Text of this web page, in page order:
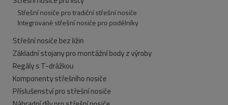
Střešní nosiče pro tradiční střešní nosiče
Integrované střešní nosiče pro podélníky
Střešní nosiče bez ližin
Základní stojany pro montážní body z výroby
Regály s T-drážkou
Komponenty střešního nosiče
Příslušenství pro střešní nosiče